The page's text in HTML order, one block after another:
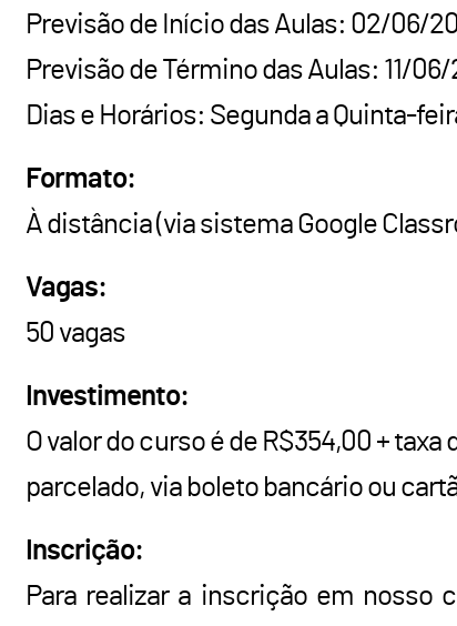
Previsão de Início das Aulas: 02/06/
Previsão de Término das Aulas: 11/
Dias e Horários: Segunda a Quinta-
Formato:
À distância (via sistema Google
Vagas:
50 vagas
Investimento:
O valor do curso é de R$354,00 +
parcelado, via boleto bancário ou
Inscrição:
Para realizar a inscrição em